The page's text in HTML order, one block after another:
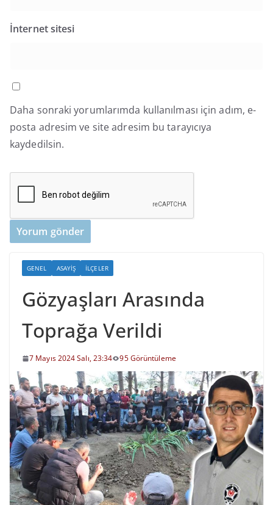
İnternet sitesi
Daha sonraki yorumlarımda kullanılması için adım, e-
posta adresim ve site adresim bu tarayıcıya
kaydedilsin.
GENEL ASAYIŞ İLÇELER
Gözyaşları Arasında
Toprağa Verildi
7 Mayıs 2024 Salı, 23:34 95 Görüntüleme